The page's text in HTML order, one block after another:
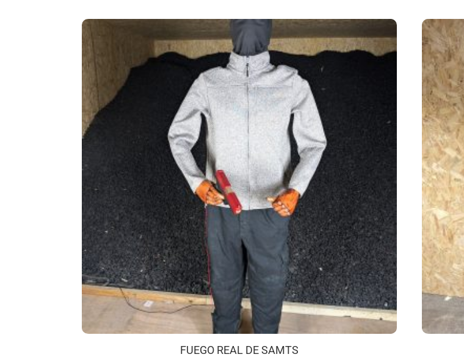
FUEGO REAL DE SAMTS